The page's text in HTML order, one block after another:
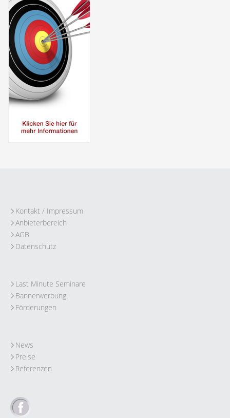
Kontakt / Impressum
Anbieterbereich
AGB
Datenschutz
Last Minute Seminare
Bannerwerbung
Förderungen
News
Preise
Referenzen